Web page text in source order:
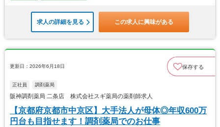
求人の詳細を見る この求人に興味がある
更新日：2026年6月18日 保存する
正社員 調剤薬局
阪神調剤薬局 二条店 株式会社スギ薬局の薬剤師求人
【京都府京都市中京区】大手法人が母体◎年収600万
円台も目指せます！調剤薬局でのお仕事